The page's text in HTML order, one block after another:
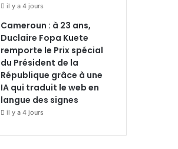
il y a 4 jours
Cameroun : à 23 ans,
Duclaire Fopa Kuete
remporte le Prix spécial
du Président de la
République grâce à une
IA qui traduit le web en
langue des signes
il y a 4 jours